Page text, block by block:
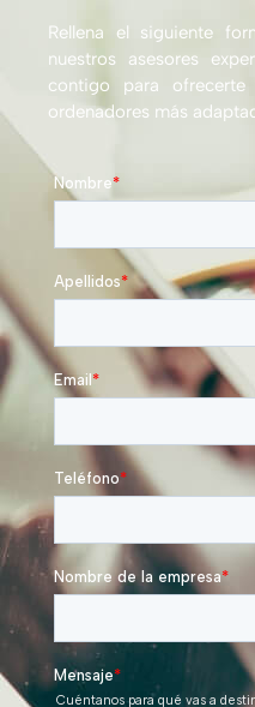
Rellena el siguiente
nuestros asesores
contigo para
ordenadores más